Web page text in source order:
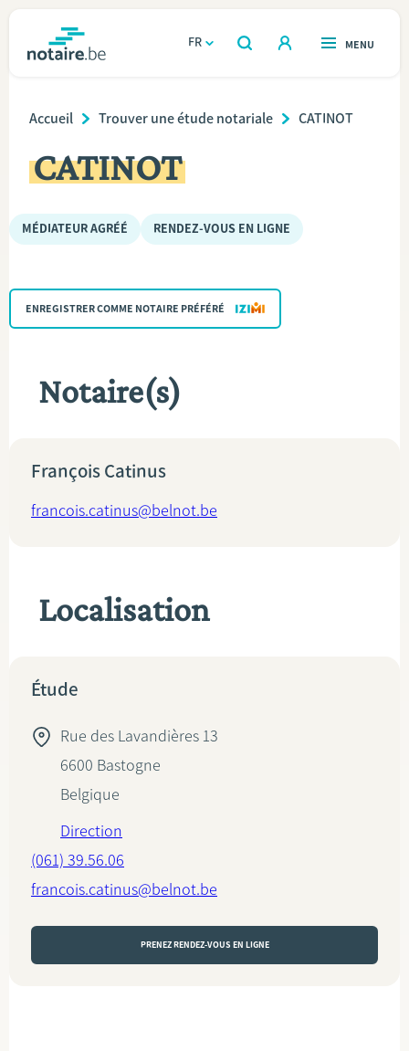
FR
OUVERT
RECHERCHER
OUVERT
MENU
Immobilier
Relations et vivre ensemble
Héritage et donations
TROUVER UN NOTAIRE
Breadcrumb
Accueil Trouver une étude notariale CATINOT
CATINOT
MÉDIATEUR AGRÉÉ RENDEZ-VOUS EN LIGNE
ENREGISTRER COMME NOTAIRE PRÉFÉRÉ
Notaire(s)
François Catinus
francois.catinus@belnot.be
Localisation
Étude
Rue des Lavandières 13
6600 Bastogne
Belgique
Direction
(061) 39.56.06
francois.catinus@belnot.be
PRENEZ RENDEZ-VOUS EN LIGNE